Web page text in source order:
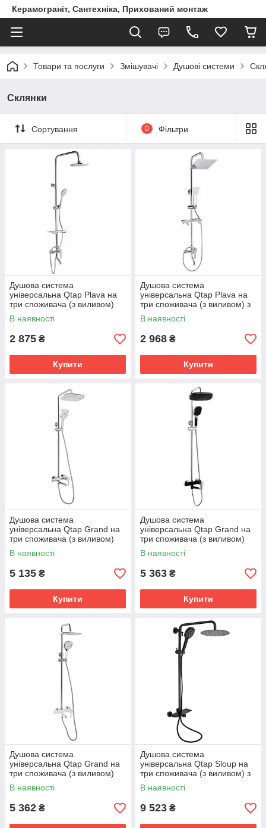
Керамограніт, Сантехніка, Прихований монтаж
Товари та послуги Змішувачі Душові системи
Склянки
Сортування 0 Фільтри
Душова система
універсальна Qtap Plava на
три споживача (з виливом)
QT1004CRM Chrome
В наявності
2 875 ₴
Купити
Душова система
універсальна Qtap Plava на
три споживача (з виливом) з
полицею QT1005CRM
Chrome
В наявності
2 968 ₴
Купити
Душова система
універсальна Qtap Grand на
три споживача (з виливом)
QTGRACRM1004 Chrome
В наявності
5 135 ₴
Купити
Душова система
універсальна Qtap Grand на
три споживача (з виливом)
QTGRABCR1004
Chrome/Black
В наявності
5 363 ₴
Купити
Душова система
універсальна Qtap Grand на
три споживача (з виливом)
QTGRAWCR1004
Chrome/White
В наявності
5 362 ₴
Душова система
універсальна Qtap Sloup на
три споживача (з виливом) з
полицею QTSL51105OGB
Black Matt
В наявності
9 523 ₴